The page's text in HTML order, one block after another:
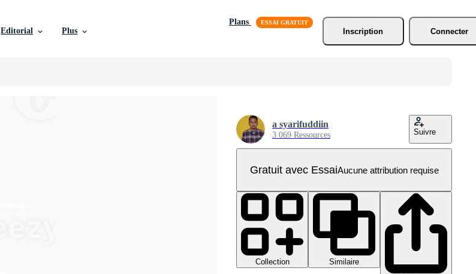
Editorial Plus
Plans
Inscription
Connecter
a syarifuddiin
3 069 Ressources Suivre
Gratuit avec EssaiAucune attribution requise
Collection
Similaire